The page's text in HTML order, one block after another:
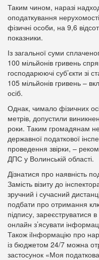
Таким чином, наразі
оподаткування
фізичні особи, на 9,6
показники.
Із загальної суми
100 мільйонів гривень
господарюючі суб’єкти зі
105 мільйонів гривень –
осіб.
Однак, чимало фізичних
метрів, допустили
роки. Таким громадянам
державної податкової
проведення звірки, –
ДПС у Волинській області.
Дізнатися про наявність
Замість візиту до
зручний і сучасний
подбати про отримання
підпису, зареєструватися
онлайн з’ясувати
Також іІнформацію про
із бюджетом 24/7 можна
застосунок «Моя